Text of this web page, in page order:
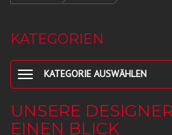
KATEGORIEN
KATEGORIE AUSWÄHLEN
UNSERE
EINEN BLICK